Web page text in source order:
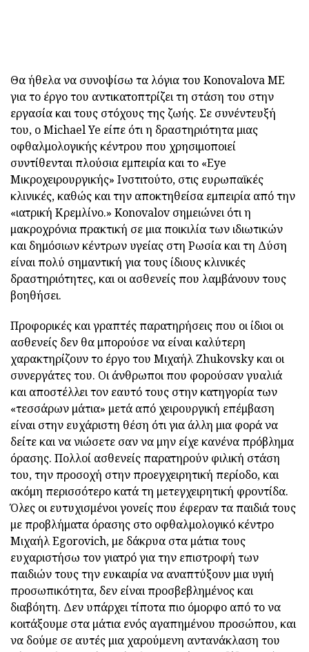
Θα ήθελα να συνοψίσω τα λόγια του Konovalova ME
για το έργο του αντικατοπτρίζει τη στάση του στην
εργασία και τους στόχους της ζωής. Σε συνέντευξή
του, ο Michael Ye είπε ότι η δραστηριότητα μιας
οφθαλμολογικής κέντρου που χρησιμοποιεί
συντίθενται πλούσια εμπειρία και το «Eye
Μικροχειρουργικής» Ινστιτούτο, στις ευρωπαϊκές
κλινικές, καθώς και την αποκτηθείσα εμπειρία από την
«ιατρική Κρεμλίνο.» Konovalov σημειώνει ότι η
μακροχρόνια πρακτική σε μια ποικιλία των ιδιωτικών
και δημόσιων κέντρων υγείας στη Ρωσία και τη Δύση
είναι πολύ σημαντική για τους ίδιους κλινικές
δραστηριότητες, και οι ασθενείς που λαμβάνουν τους
βοηθήσει.
Προφορικές και γραπτές παρατηρήσεις που οι ίδιοι οι
ασθενείς δεν θα μπορούσε να είναι καλύτερη
χαρακτηρίζουν το έργο του Μιχαήλ Zhukovsky και οι
συνεργάτες του. Οι άνθρωποι που φορούσαν γυαλιά
και αποστέλλει τον εαυτό τους στην κατηγορία των
«τεσσάρων μάτια» μετά από χειρουργική επέμβαση
είναι στην ευχάριστη θέση ότι για άλλη μια φορά να
δείτε και να νιώσετε σαν να μην είχε κανένα πρόβλημα
όρασης. Πολλοί ασθενείς παρατηρούν φιλική στάση
του, την προσοχή στην προεγχειρητική περίοδο, και
ακόμη περισσότερο κατά τη μετεγχειρητική φροντίδα.
Όλες οι ευτυχισμένοι γονείς που έφεραν τα παιδιά τους
με προβλήματα όρασης στο οφθαλμολογικό κέντρο
Μιχαήλ Egorovich, με δάκρυα στα μάτια τους
ευχαριστήσω τον γιατρό για την επιστροφή των
παιδιών τους την ευκαιρία να αναπτύξουν μια υγιή
προσωπικότητα, δεν είναι προσβεβλημένος και
διαβόητη. Δεν υπάρχει τίποτα πιο όμορφο από το να
κοιτάξουμε στα μάτια ενός αγαπημένου προσώπου, και
να δούμε σε αυτές μια χαρούμενη αντανάκλαση του